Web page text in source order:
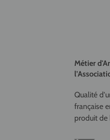
Métier
Qualité
française
produit de